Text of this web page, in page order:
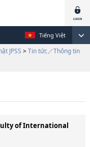
Tiếng Việt
JPSS > Tin tức／Thông tin
of International